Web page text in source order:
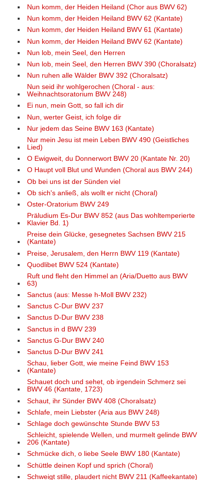
Nun komm, der Heiden Heiland (Chor aus BWV 62)
Nun komm, der Heiden Heiland BWV 62 (Kantate)
Nun komm, der Heiden Heiland BWV 61 (Kantate)
Nun komm, der Heiden Heiland BWV 62 (Kantate)
Nun lob, mein Seel, den Herren
Nun lob, mein Seel, den Herren BWV 390 (Choralsatz)
Nun ruhen alle Wälder BWV 392 (Choralsatz)
Nun seid ihr wohlgerochen (Choral - aus:
Weihnachtsoratorium BWV 248)
Ei nun, mein Gott, so fall ich dir
Nun, werter Geist, ich folge dir
Nur jedem das Seine BWV 163 (Kantate)
Nur mein Jesu ist mein Leben BWV 490 (Geistliches
Lied)
O Ewigweit, du Donnerwort BWV 20 (Kantate Nr. 20)
O Haupt voll Blut und Wunden (Choral aus BWV 244)
Ob bei uns ist der Sünden viel
Ob sich's anließ, als wollt er nicht (Choral)
Oster-Oratorium BWV 249
Präludium Es-Dur BWV 852 (aus Das wohltemperierte
Klavier Bd. 1)
Preise dein Glücke, gesegnetes Sachsen BWV 215
(Kantate)
Preise, Jerusalem, den Herrn BWV 119 (Kantate)
Quodlibet BWV 524 (Kantate)
Ruft und fleht den Himmel an (Aria/Duetto aus BWV
63)
Sanctus (aus: Messe h-Moll BWV 232)
Sanctus C-Dur BWV 237
Sanctus D-Dur BWV 238
Sanctus in d BWV 239
Sanctus G-Dur BWV 240
Sanctus D-Dur BWV 241
Schau, lieber Gott, wie meine Feind BWV 153
(Kantate)
Schauet doch und sehet, ob irgendein Schmerz sei
BWV 46 (Kantate, 1723)
Schaut, ihr Sünder BWV 408 (Choralsatz)
Schlafe, mein Liebster (Aria aus BWV 248)
Schlage doch gewünschte Stunde BWV 53
Schleicht, spielende Wellen, und murmelt gelinde BWV
206 (Kantate)
Schmücke dich, o liebe Seele BWV 180 (Kantate)
Schüttle deinen Kopf und sprich (Choral)
Schweigt stille, plaudert nicht BWV 211 (Kaffeekantate)